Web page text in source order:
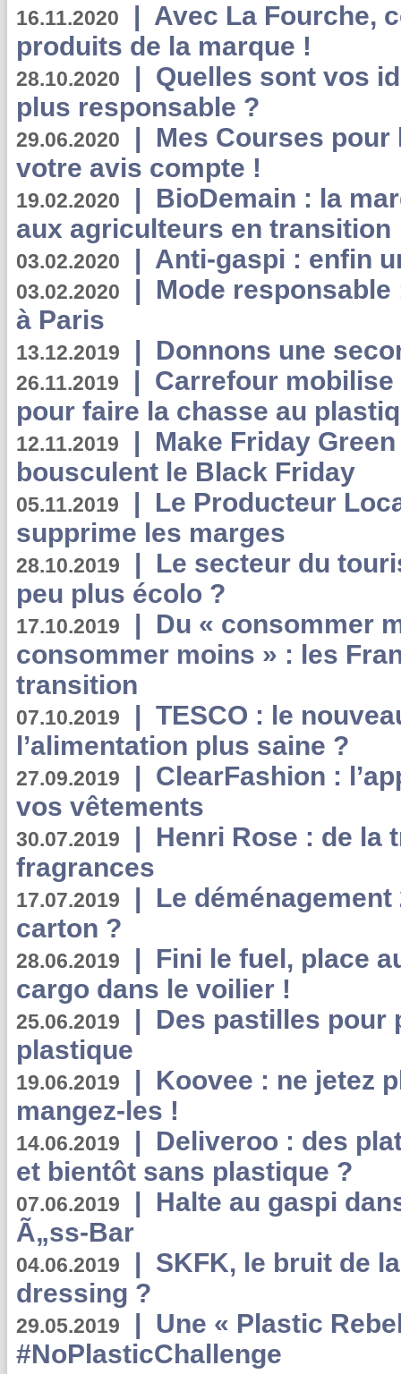
16.11.2020 | Avec La Fourche,
produits de la marque !
28.10.2020 | Quelles sont vos
plus responsable ?
29.06.2020 | Mes Courses pour
votre avis compte !
19.02.2020 | BioDemain : la
aux agriculteurs en transition
03.02.2020 | Anti-gaspi : enfin
03.02.2020 | Mode
à Paris
13.12.2019 | Donnons une
26.11.2019 | Carrefour
pour faire la chasse au
12.11.2019 | Make Friday
bousculent le Black Friday
05.11.2019 | Le Producteur
supprime les marges
28.10.2019 | Le secteur du
peu plus écolo ?
17.10.2019 | Du « consommer
consommer moins » : les
transition
07.10.2019 | TESCO : le
l’alimentation plus saine ?
27.09.2019 | ClearFashion :
vos vêtements
30.07.2019 | Henri Rose : de la
fragrances
17.07.2019 | Le
carton ?
28.06.2019 | Fini le fuel, place
cargo dans le voilier !
25.06.2019 | Des pastilles pour
plastique
19.06.2019 | Koovee : ne jetez
mangez-les !
14.06.2019 | Deliveroo : des
et bientôt sans plastique ?
07.06.2019 | Halte au gaspi
Ã„ss-Bar
04.06.2019 | SKFK, le bruit de
dressing ?
29.05.2019 | Une « Plastic
#NoPlasticChallenge